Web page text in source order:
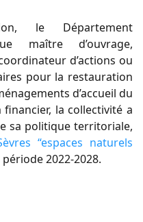
le Département
maître d’ouvrage,
d’actions ou
pour la restauration
d’accueil du
la collectivité a
sa politique territoriale,
“espaces naturels
2022-2028.